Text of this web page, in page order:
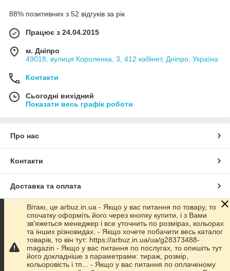
88% позитивних з 52 відгуків за рік
Працює з 24.04.2015
м. Дніпро
49018, вулиця Короленка, 3, 412 кабінет, Дніпро, Україна
Контакти
Сьогодні вихідний
Показати весь графік роботи
Про нас
Контакти
Доставка та оплата
Графік роботи
Повна версія сайту
Сайт створено на маркетплейсіProm.ua
Вітаю, це arbuz.in.ua - Якщо у вас питання по товару, то
спочатку оформіть його через кнопку купити, і з Вами
зв'яжеться менеджер і все уточнить по розмірах, кольорах
та інших різновидах. - Якщо хочете побачити весь каталог
товарів, то він тут: https://arbuz.in.ua/ua/g28373488-
magazin - Якщо у вас питання по послугах, то опишіть тут
його докладніше з параметрами: тираж, розмір,
кольоровість і тп... - Якщо у вас питання по оплаченому